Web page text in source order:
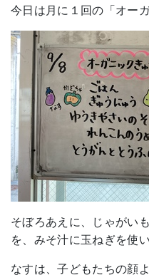
今日は月に１回の「オー
そぼろあえに、じゃがい
を、みそ汁に玉ねぎを使い
なすは、子どもたちの顔